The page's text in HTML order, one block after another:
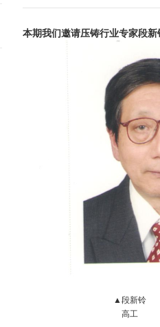
本期我们邀请压铸行业专家段
▲段新铃
高工